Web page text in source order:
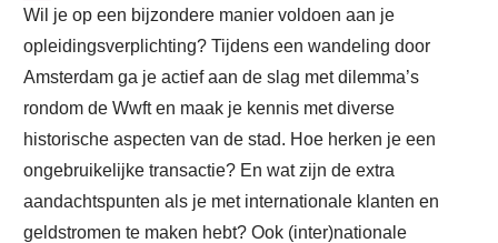
Wil je op een bijzondere manier voldoen aan je
opleidingsverplichting? Tijdens een wandeling door
Amsterdam ga je actief aan de slag met dilemma’s
rondom de Wwft en maak je kennis met diverse
historische aspecten van de stad. Hoe herken je een
ongebruikelijke transactie? En wat zijn de extra
aandachtspunten als je met internationale klanten en
geldstromen te maken hebt? Ook (inter)nationale